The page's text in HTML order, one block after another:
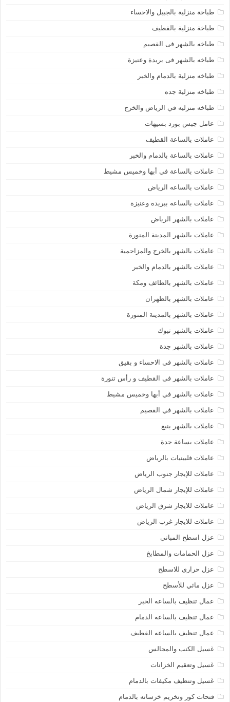
طباخة منزلية بالجبيل والاحساء
طباخة منزلية بالقطيف
طباخه بالشهر فى القصيم
طباخه بالشهر فى بريدة وعنيزة
طباخه منزلية بالدمام والخبر
طباخه منزلية جده
طباخه منزليه في الرياض والخرج
عامل جبس بورد بسيهات
عاملات بالساعة القطيف
عاملات بالساعة بالدمام والخبر
عاملات بالساعة في أبها وخميس مشيط
عاملات بالساعه الرياض
عاملات بالساعه ببريده وعنيزة
عاملات بالشهر الرياض
عاملات بالشهر المدينة المنورة
عاملات بالشهر بالخرج والمزاحمية
عاملات بالشهر بالدمام والخبر
عاملات بالشهر بالطائف ومكة
عاملات بالشهر بالظهران
عاملات بالشهر بالمدينة المنورة
عاملات بالشهر تبوك
عاملات بالشهر جدة
عاملات بالشهر فى الاحساء و بقيق
عاملات بالشهر فى القطيف و رأس تنورة
عاملات بالشهر في أبها وخميس مشيط
عاملات بالشهر في القصيم
عاملات بالشهر ينبع
عاملات بساعة جدة
عاملات فلبينيات بالرياض
عاملات للإيجار جنوب الرياض
عاملات للإيجار شمال الرياض
عاملات للايجار شرق الرياض
عاملات للايجار غرب الرياض
عزل اسطح المباني
عزل الحمامات والمطابخ
عزل حرارى للاسطح
عزل مائي للأسطح
عمال تنظيف بالساعه الخبر
عمال تنظيف بالساعه الدمام
عمال تنظيف بالساعه القطيف
غسيل الكنب والمجالس
غسيل وتعقيم الخزانات
غسيل وتنظيف مكيفات بالدمام
فتحات كور وتخريم خرسانه بالدمام